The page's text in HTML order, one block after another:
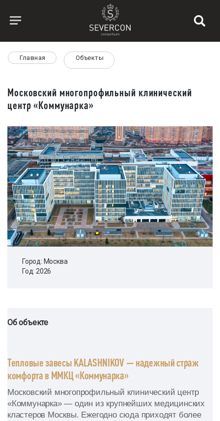
Главная Объекты
Московский многопрофильный клинический
центр «Коммунарка»
Город: Москва
Год: 2026
Об объекте
Тепловые завесы KALASHNIKOV — надежный страж
комфорта в ММКЦ «Коммунарка»
Московский многопрофильный клинический центр
«Коммунарка» — один из крупнейших медицинских
кластеров Москвы. Ежегодно сюда приходят более